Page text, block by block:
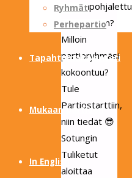
Ryhmät
Perhepartio
Tapahtumakalenteri
Mukaan partioon
In English
muurinpohjalettu
maistuikaan?
Milloin
partioryhmäsi
kokoontuu?
Tule
Partiostarttiin,
niin tiedät 😎
Sotungin
Tuliketut
aloittaa